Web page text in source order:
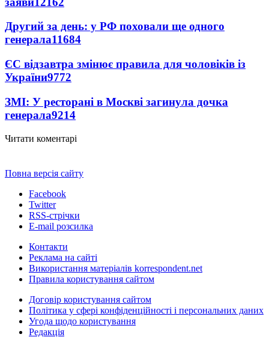
Другий за день: у РФ поховали ще одного
генерала11684
ЄС відзавтра змінює правила для чоловіків із
України9772
ЗМІ: У ресторані в Москві загинула дочка
генерала9214
Читати коментарі
Повна версія сайту
Facebook
Twitter
RSS-стрічки
E-mail розсилка
Контакти
Реклама на сайті
Використання матеріалів korrespondent.net
Правила користування сайтом
Договір користування сайтом
Політика у сфері конфіденційності і персональних даних
Угода щодо користування
Редакція